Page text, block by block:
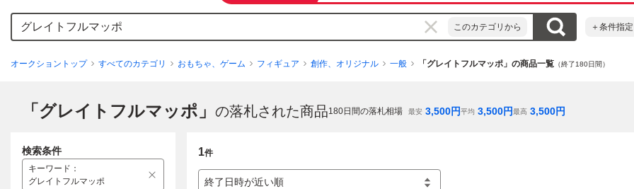
このカテゴリから ＋条件指定
オークショントップ すべてのカテゴリ おもちゃ、ゲーム フィギュア 創作、オリジナル 一般 「グレイトフルマッポ」の商品一覧 （終了180日間）
「グレイトフルマッポ」 の落札された商品180日間の落札相場 最安 3,500円平均 3,500円最高 3,500円
1件
終了日時が近い順
検索条件
キーワード ：
グレイトフルマッポ